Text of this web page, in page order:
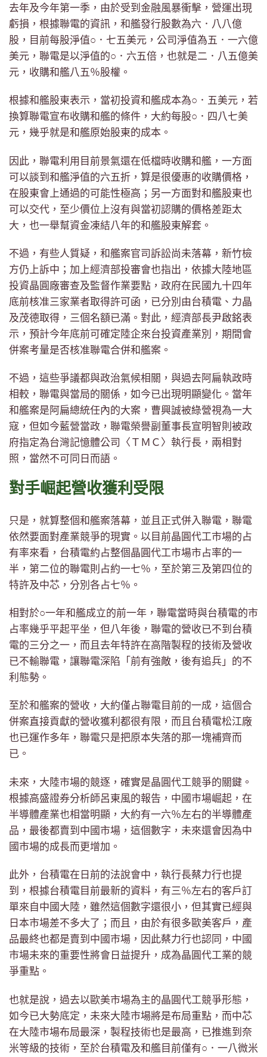
去年及今年第一季，由於受到金融風暴衝擊，營運出現
虧損，根據聯電的資訊，和艦發行股數為六．八八億
股，目前每股淨值○．七五美元，公司淨值為五．一六億
美元，聯電是以淨值的○．六五倍，也就是二．八五億美
元，收購和艦八五％股權。
根據和艦股東表示，當初投資和艦成本為○．五美元，若
換算聯電宣布收購和艦的條件，大約每股○．四八七美
元，幾乎就是和艦原始股東的成本。
因此，聯電利用目前景氣還在低檔時收購和艦，一方面
可以談到和艦淨值的六五折，算是很優惠的收購價格，
在股東會上通過的可能性極高；另一方面對和艦股東也
可以交代，至少價位上沒有與當初認購的價格差距太
大，也一舉幫資金凍結八年的和艦股東解套。
不過，有些人質疑，和艦案官司訴訟尚未落幕，新竹檢
方仍上訴中；加上經濟部投審會也指出，依據大陸地區
投資晶圓廠審查及監督作業要點，政府在民國九十四年
底前核准三家業者取得許可函，已分別由台積電、力晶
及茂德取得，三個名額已滿。對此，經濟部長尹啟銘表
示，預計今年底前可確定陸企來台投資產業別，期間會
併案考量是否核准聯電合併和艦案。
不過，這些爭議都與政治氣候相關，與過去阿扁執政時
相較，聯電與當局的關係，如今已出現明顯變化。當年
和艦案是阿扁總統任內的大案，曹興誠被綠營視為一大
寇，但如今藍營當政，聯電榮譽副董事長宣明智則被政
府指定為台灣記憶體公司〈ＴＭＣ〉執行長，兩相對
照，當然不可同日而語。
對手崛起營收獲利受限
只是，就算整個和艦案落幕，並且正式併入聯電，聯電
依然要面對產業競爭的現實。以目前晶圓代工市場的占
有率來看，台積電約占整個晶圓代工市場市占率的一
半，第二位的聯電則占約一七％，至於第三及第四位的
特許及中芯，分別各占七％。
相對於○一年和艦成立的前一年，聯電當時與台積電的市
占率幾乎平起平坐，但八年後，聯電的營收已不到台積
電的三分之一，而且去年特許在高階製程的技術及營收
已不輸聯電，讓聯電深陷「前有強敵，後有追兵」的不
利態勢。
至於和艦案的營收，大約僅占聯電目前的一成，這個合
併案直接貢獻的營收獲利都很有限，而且台積電松江廠
也已運作多年，聯電只是把原本失落的那一塊補齊而
已。
未來，大陸市場的競逐，確實是晶圓代工競爭的關鍵。
根據高盛證券分析師呂東風的報告，中國市場崛起，在
半導體產業也相當明顯，大約有一六％左右的半導體產
品，最後都賣到中國市場，這個數字，未來還會因為中
國市場的成長而更增加。
此外，台積電在日前的法說會中，執行長蔡力行也提
到，根據台積電目前最新的資料，有三％左右的客戶訂
單來自中國大陸，雖然這個數字還很小，但其實已經與
日本市場差不多大了；而且，由於有很多歐美客戶，產
品最終也都是賣到中國市場，因此蔡力行也認同，中國
市場未來的重要性將會日益提升，成為晶圓代工業的競
爭重點。
也就是說，過去以歐美市場為主的晶圓代工競爭形態，
如今已大勢底定，未來大陸市場將是布局重點，而中芯
在大陸市場布局最深，製程技術也是最高，已推進到奈
米等級的技術，至於台積電及和艦目前僅有○．一八微米